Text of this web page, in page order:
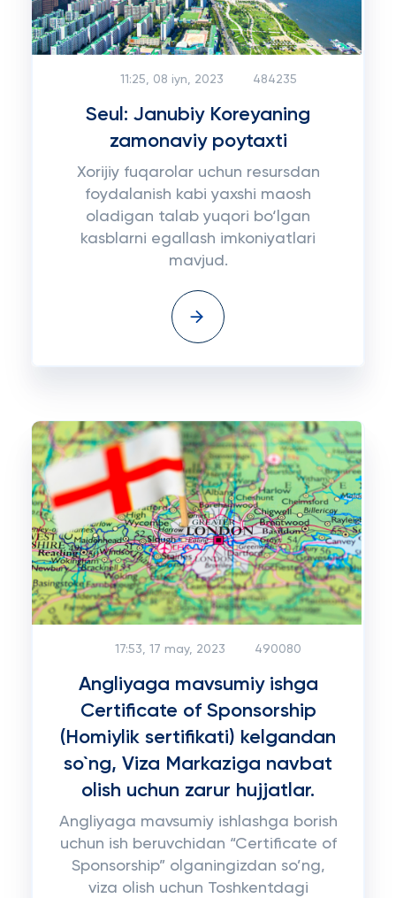
11:25, 08 iyn, 2023 484235
Seul: Janubiy Koreyaning
zamonaviy poytaxti
Xorijiy fuqarolar uchun resursdan
foydalanish kabi yaxshi maosh
oladigan talab yuqori bo‘lgan
kasblarni egallash imkoniyatlari
mavjud.
17:53, 17 may, 2023 490080
Angliyaga mavsumiy ishga
Certificate of Sponsorship
(Homiylik sertifikati) kelgandan
so`ng, Viza Markaziga navbat
olish uchun zarur hujjatlar.
Angliyaga mavsumiy ishlashga borish
uchun ish beruvchidan “Certificate of
Sponsorship” olganingizdan so’ng,
viza olish uchun Toshkentdagi